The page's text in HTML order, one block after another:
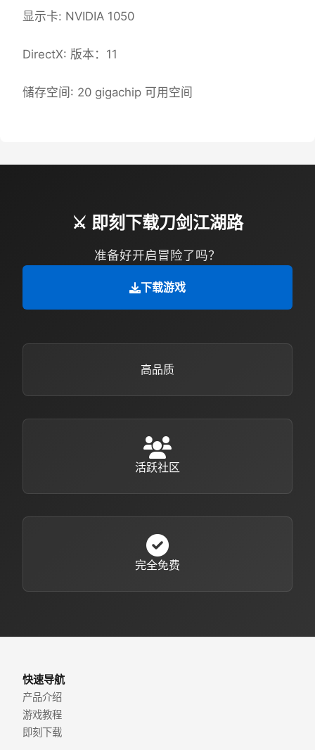
显示卡: NVIDIA 1050
DirectX: 版本：11
储存空间: 20 gigachip 可用空间
⚔️ 即刻下载刀剑江湖路
准备好开启冒险了吗？
下载游戏
高品质
活跃社区
完全免费
快速导航
产品介绍
游戏教程
即刻下载